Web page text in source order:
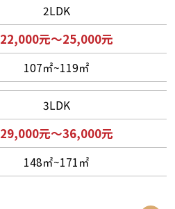
2LDK
22,000元～25,000元
107㎡~119㎡
3LDK
29,000元～36,000元
148㎡~171㎡